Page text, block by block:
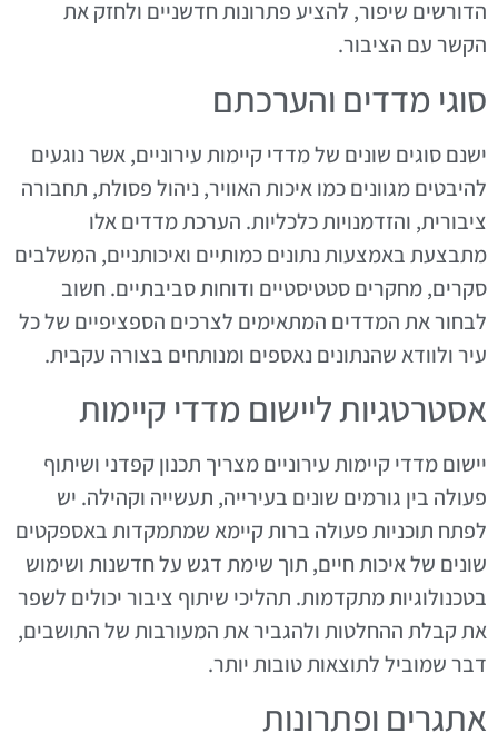
הדורשים שיפור, להציע פתרונות חדשניים ולחזק את
הקשר עם הציבור.
סוגי מדדים והערכתם
ישנם סוגים שונים של מדדי קיימות עירוניים, אשר נוגעים
להיבטים מגוונים כמו איכות האוויר, ניהול פסולת, תחבורה
ציבורית, והזדמנויות כלכליות. הערכת מדדים אלו
מתבצעת באמצעות נתונים כמותיים ואיכותניים, המשלבים
סקרים, מחקרים סטטיסטיים ודוחות סביבתיים. חשוב
לבחור את המדדים המתאימים לצרכים הספציפיים של כל
עיר ולוודא שהנתונים נאספים ומנותחים בצורה עקבית.
אסטרטגיות ליישום מדדי קיימות
יישום מדדי קיימות עירוניים מצריך תכנון קפדני ושיתוף
פעולה בין גורמים שונים בעירייה, תעשייה וקהילה. יש
לפתח תוכניות פעולה ברות קיימא שמתמקדות באספקטים
שונים של איכות חיים, תוך שימת דגש על חדשנות ושימוש
בטכנולוגיות מתקדמות. תהליכי שיתוף ציבור יכולים לשפר
את קבלת ההחלטות ולהגביר את המעורבות של התושבים,
דבר שמוביל לתוצאות טובות יותר.
אתגרים ופתרונות